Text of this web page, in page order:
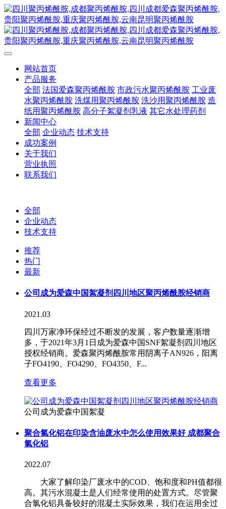
网站首页
产品服务
全部 法国爱森聚丙烯酰胺 市政污水聚丙烯酰胺 工业废
水聚丙烯酰胺 洗煤用聚丙烯酰胺 洗沙用聚丙烯酰胺 造
纸用聚丙烯酰胺 高分子絮凝剂乳液 其它水处理药剂
新闻中心
全部 企业动态 技术支持
成功案例
关于我们
营业执照
联系我们
全部
企业动态
技术支持
推荐
热门
最新
公司成为爱森中国絮凝剂四川地区聚丙烯酰胺经销商
2021.03
四川万家净环保经过不断发的发展，客户数量逐渐增
多，于2021年3月1日成为爱森中国SNF絮凝剂四川地区
授权经销商。爱森聚丙烯酰胺常用阴离子AN926，阳离
子FO4190、FO4290、FO4350、F...
查看更多
公司成为爱森中国絮凝
聚合氯化铝在印染含油废水中怎么使用效果好 成都聚合
氯化铝
2022.07
大家了解印染厂废水中的COD、饱和度和PH值都很
高。其污水混凝土是人们经常使用的处置方式。尽管聚
合氯化铝具备较好的混凝土实际效果，我们在运用全过